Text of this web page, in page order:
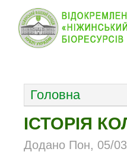
Головна
ІСТОРІЯ
Додано Пон, 05/